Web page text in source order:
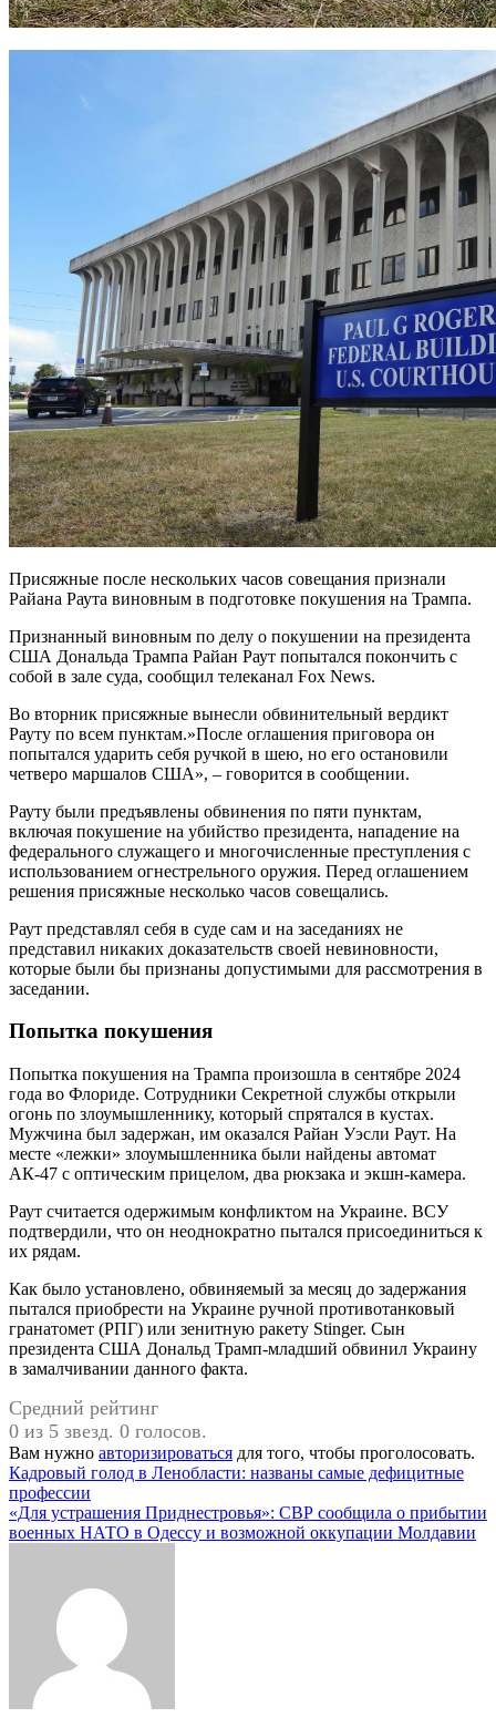
Присяжные после нескольких часов совещания признали
Райана Раута виновным в подготовке покушения на Трампа.
Признанный виновным по делу о покушении на президента
США Дональда Трампа Райан Раут попытался покончить с
собой в зале суда, сообщил телеканал Fox News.
Во вторник присяжные вынесли обвинительный вердикт
Рауту по всем пунктам.»После оглашения приговора он
попытался ударить себя ручкой в шею, но его остановили
четверо маршалов США», – говорится в сообщении.
Рауту были предъявлены обвинения по пяти пунктам,
включая покушение на убийство президента, нападение на
федерального служащего и многочисленные преступления с
использованием огнестрельного оружия. Перед оглашением
решения присяжные несколько часов совещались.
Раут представлял себя в суде сам и на заседаниях не
представил никаких доказательств своей невиновности,
которые были бы признаны допустимыми для рассмотрения в
заседании.
Попытка покушения
Попытка покушения на Трампа произошла в сентябре 2024
года во Флориде. Сотрудники Секретной службы открыли
огонь по злоумышленнику, который спрятался в кустах.
Мужчина был задержан, им оказался Райан Уэсли Раут. На
месте «лежки» злоумышленника были найдены автомат
АК-47 с оптическим прицелом, два рюкзака и экшн-камера.
Раут считается одержимым конфликтом на Украине. ВСУ
подтвердили, что он неоднократно пытался присоединиться к
их рядам.
Как было установлено, обвиняемый за месяц до задержания
пытался приобрести на Украине ручной противотанковый
гранатомет (РПГ) или зенитную ракету Stinger. Сын
президента США Дональд Трамп-младший обвинил Украину
в замалчивании данного факта.
Средний рейтинг
0 из 5 звезд. 0 голосов.
Вам нужно авторизироваться для того, чтобы проголосовать.
Навигация
по
записям
Кадровый голод в Ленобласти: названы самые дефицитные
профессии
«Для устрашения Приднестровья»: СВР сообщила о прибытии
военных НАТО в Одессу и возможной оккупации Молдавии